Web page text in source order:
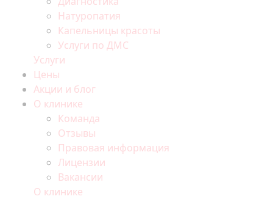
Натуропатия
Капельницы красоты
Услуги по ДМС
Услуги
Цены
Акции и блог
О клинике
Команда
Отзывы
Правовая информация
Лицензии
Вакансии
О клинике